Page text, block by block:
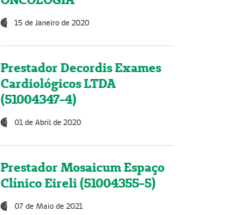
15 de Janeiro de 2020
Prestador Decordis Exames
Cardiológicos LTDA
(51004347-4)
01 de Abril de 2020
Prestador Mosaicum Espaço
Clínico Eireli (51004355-5)
07 de Maio de 2021